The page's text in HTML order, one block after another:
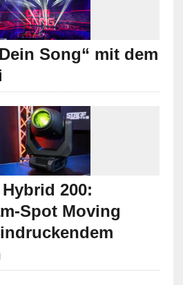
Song“ mit dem
200:
Spot Moving